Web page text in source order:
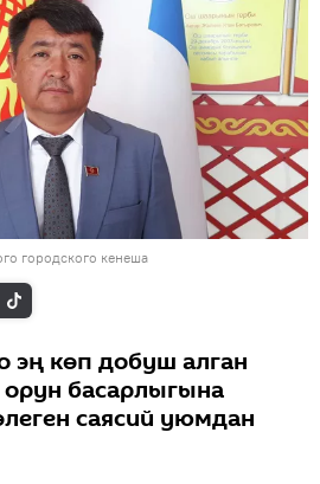
городского кенеша
эң көп добуш алган
басарлыгына
саясий уюмдан